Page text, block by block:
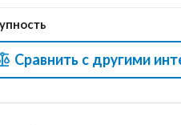
Сравнить с другими